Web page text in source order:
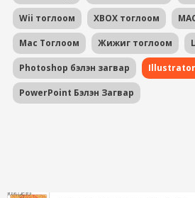
Wii тоглоом XBOX тоглоом
Mac Тоглоом Жижиг тоглоом
Photoshop бэлэн загвар Illustrator
PowerPoint Бэлэн Загвар